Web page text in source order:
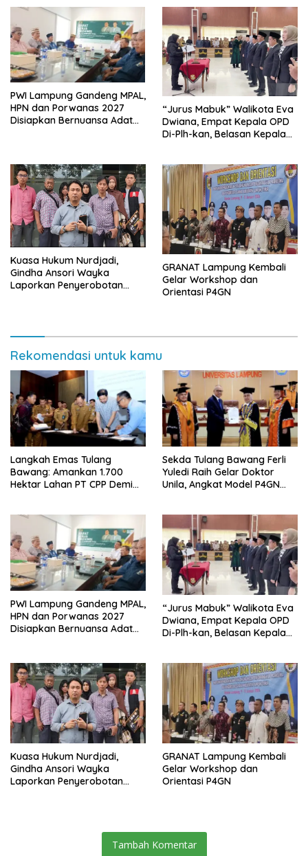
PWI Lampung Gandeng MPAL,
HPN dan Porwanas 2027
Disiapkan Bernuansa Adat
“Jurus Mabuk” Walikota Eva
Dwiana, Empat Kepala OPD
Di-Plh-kan, Belasan Kepala
Kuasa Hukum Nurdjadi,
Gindha Ansori Wayka
Laporkan Penyerobotan
GRANAT Lampung Kembali
Gelar Workshop dan
Orientasi P4GN
Rekomendasi untuk kamu
Langkah Emas Tulang
Bawang: Amankan 1.700
Hektar Lahan PT CPP Demi
Sekda Tulang Bawang Ferli
Yuledi Raih Gelar Doktor
Unila, Angkat Model P4GN
PWI Lampung Gandeng MPAL,
HPN dan Porwanas 2027
Disiapkan Bernuansa Adat
“Jurus Mabuk” Walikota Eva
Dwiana, Empat Kepala OPD
Di-Plh-kan, Belasan Kepala
Kuasa Hukum Nurdjadi,
Gindha Ansori Wayka
Laporkan Penyerobotan
GRANAT Lampung Kembali
Gelar Workshop dan
Orientasi P4GN
Tambah Komentar